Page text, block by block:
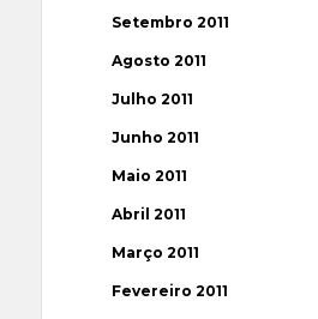
Setembro 2011
Agosto 2011
Julho 2011
Junho 2011
Maio 2011
Abril 2011
Março 2011
Fevereiro 2011